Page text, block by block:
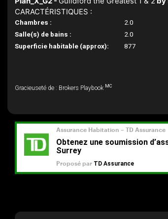
CARACTÉRISTIQUES :
Chambres :
2.0
Salle(s) de bains :
2.0
Superficie habitable (approx):
877
Gracieuseté de : Brokers Playbook MC